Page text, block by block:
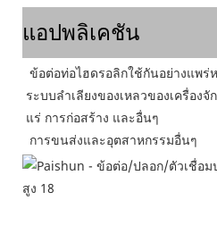
แอปพลิเคชัน
ข้อต่อท่อไฮดรอลิกใช้กันอย่างแพร่
ระบบลำเลียงของเหลวของเครื่อง
แร่ การก่อสร้าง และอื่นๆ
การขนส่งและอุตสาหกรรมอื่นๆ